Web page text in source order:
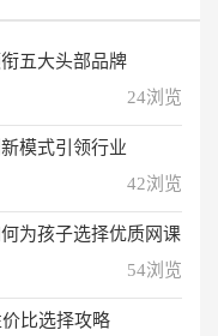
五大头部品牌
24浏览
模式引领行业
42浏览
为孩子选择优质网课
54浏览
比选择攻略